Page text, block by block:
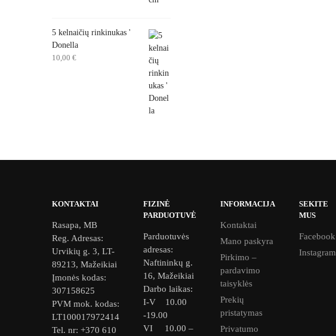
5 kelnaičių rinkinukas '
Donella
10,00 €
KONTAKTAI
Rasapa, MB
Reg. Adresas:
Urvikių g. 3, LT-
89213, Mažeikiai
Įmonės kodas:
307158625
PVM mok. kodas:
LT100017972414
Tel. nr: +370 610
FIZINĖ
PARDUOTUVĖ
Parduotuvės
adresas:
Naftininkų g.
16, Mažeikiai
Darbo laikas:
I-V 10.00
-19.00
VI 10.00 –
INFORMACIJA
Kontaktai
Mano paskyra
Pirkimo –
pardavimo
taisyklės
Prekių
pristatymas
Privatumo
SEKITE
MUS
Facebook
Instagram